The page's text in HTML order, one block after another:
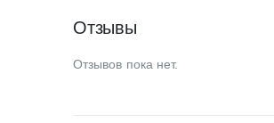
Отзывы
Отзывов пока нет.